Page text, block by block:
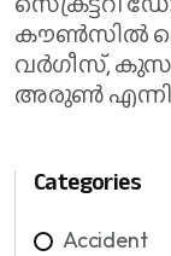
കൗൺസിൽ
വർഗീസ്,
അരുൺ
Categories
Accident